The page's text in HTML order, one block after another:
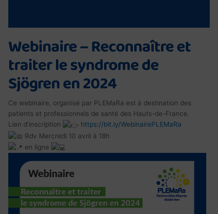
Webinaire – Reconnaître et
traiter le syndrome de
Sjögren en 2024
Ce webinaire, organisé par PLEMaRa est à destination des
patients et professionnels de santé des Hauts-de-France.
Lien d’inscription
https://bit.ly/WebinairePLEMaRa
Rdv Mercredi 10 avril à 18h
en ligne